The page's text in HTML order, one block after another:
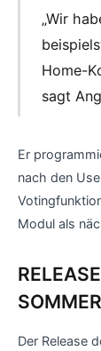
„Wir
Home-
sagt
Er
nach den
Modul als
SOMMER
Der Release